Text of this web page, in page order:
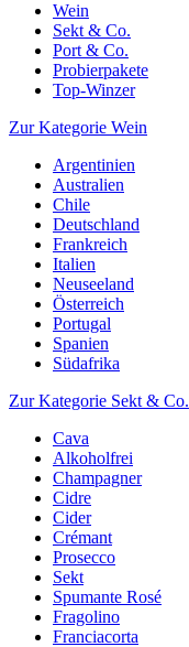
Wein
Sekt & Co.
Port & Co.
Probierpakete
Top-Winzer
Zur Kategorie Wein
Argentinien
Australien
Chile
Deutschland
Frankreich
Italien
Neuseeland
Österreich
Portugal
Spanien
Südafrika
Zur Kategorie Sekt & Co.
Cava
Alkoholfrei
Champagner
Cidre
Cider
Crémant
Prosecco
Sekt
Spumante Rosé
Fragolino
Franciacorta